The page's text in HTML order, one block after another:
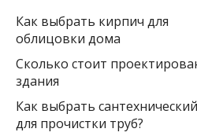
Как выбрать кирпич для
облицовки дома
Сколько стоит
здания
Как выбрать
для прочистки труб?